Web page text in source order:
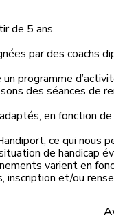
de 5 ans.
par des coachs
programme
des séances
en fonction
ce qui nous
de handicap
varient en
et/ou